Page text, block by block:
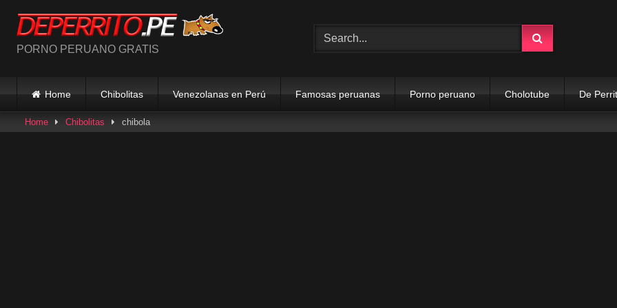
PORNO PERUANO GRATIS
Home Chibolitas Venezolanas en Perú Famosas peruanas Porno peruano Cholotube De
Home Chibolitas chibola